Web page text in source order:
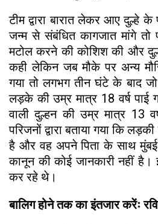
टीम द्वारा बारात लेकर आए दुल्हे
जन्म से संबंधित कागजात मांगे तो
मटोल करने की कोशिश की और
कही लेकिन जब मौके पर अन्य
गया तो लगभग तीन घंटे के बाद
लड़के की उम्र मात्र 18 वर्ष
वाली दुल्हन की उम्र मात्र 13
परिजनों द्वारा बताया गया कि
है और वह अपने पिता के साथ
कानून की कोई जानकारी नहीं
कर रहे थे।
बालिग होने तक का इंतजार करेंः